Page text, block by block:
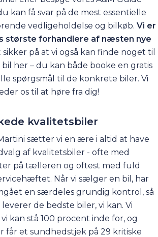
kan få svar på de mest essentielle
vedligeholdelse og bilkøb. Vi er
største forhandlere af næsten nye
sikker på at vi også kan finde noget til
bil her – du kan både booke en gratis
spørgsmål til de konkrete biler. Vi
os til at høre fra dig!
kvalitetsbiler
sætter vi en ære i altid at have
af kvalitetsbiler - ofte med
på tælleren og oftest med fuld
Når vi sælger en bil, har
en særdeles grundig kontrol, så
leverer de bedste biler, vi kan. Vi
kan stå 100 procent inde for, og
får et sundhedstjek på 29 kritiske